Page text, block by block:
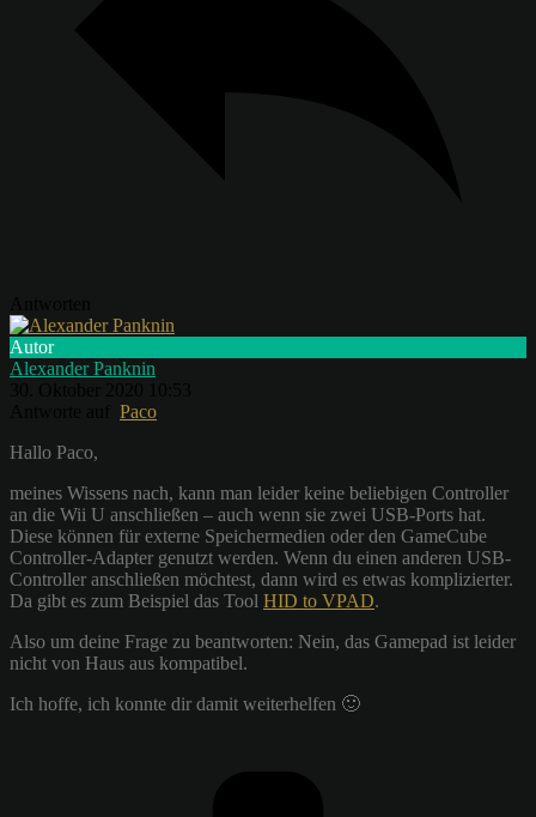
Autor
Alexander Panknin
Paco
Hallo Paco,
meines Wissens nach, kann man leider keine beliebigen Controller
an die Wii U anschließen – auch wenn sie zwei USB-Ports hat.
Diese können für externe Speichermedien oder den GameCube
Controller-Adapter genutzt werden. Wenn du einen anderen USB-
Controller anschließen möchtest, dann wird es etwas komplizierter.
Da gibt es zum Beispiel das Tool HID to VPAD.
Also um deine Frage zu beantworten: Nein, das Gamepad ist leider
nicht von Haus aus kompatibel.
Ich hoffe, ich konnte dir damit weiterhelfen 🙂